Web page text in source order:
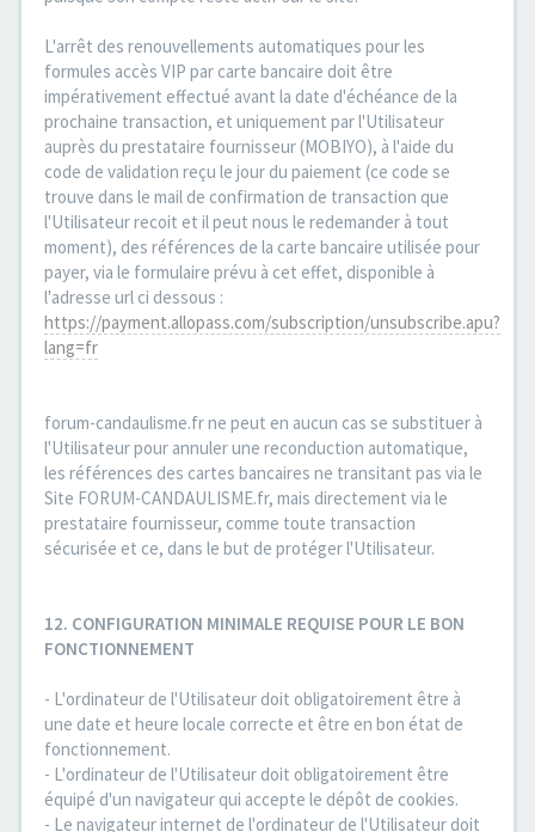
L'arrêt des renouvellements automatiques pour les
formules accès VIP par carte bancaire doit être
impérativement effectué avant la date d'échéance de la
prochaine transaction, et uniquement par l'Utilisateur
auprès du prestataire fournisseur (MOBIYO), à l'aide du
code de validation reçu le jour du paiement (ce code se
trouve dans le mail de confirmation de transaction que
l'Utilisateur recoit et il peut nous le redemander à tout
moment), des références de la carte bancaire utilisée pour
payer, via le formulaire prévu à cet effet, disponible à
l'adresse url ci dessous :
https://payment.allopass.com/subscription/unsubscribe.apu?
lang=fr
forum-candaulisme.fr ne peut en aucun cas se substituer à
l'Utilisateur pour annuler une reconduction automatique,
les références des cartes bancaires ne transitant pas via le
Site FORUM-CANDAULISME.fr, mais directement via le
prestataire fournisseur, comme toute transaction
sécurisée et ce, dans le but de protéger l'Utilisateur.
12. CONFIGURATION MINIMALE REQUISE POUR LE BON
FONCTIONNEMENT
- L'ordinateur de l'Utilisateur doit obligatoirement être à
une date et heure locale correcte et être en bon état de
fonctionnement.
- L'ordinateur de l'Utilisateur doit obligatoirement être
équipé d'un navigateur qui accepte le dépôt de cookies.
- Le navigateur internet de l'ordinateur de l'Utilisateur doit